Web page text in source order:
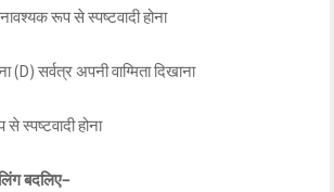
रूप से स्पष्टवादी होना
सर्वत्र अपनी वाग्मिता दिखाना
स्पष्टवादी होना
बदलिए–